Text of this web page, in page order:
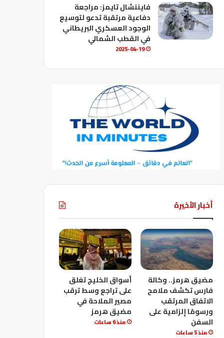
فايننشال تايمز: مراجعة
دفاعية مرتقبة تدعو لتوسيع
الوجود العسكري البريطاني
في القطب الشمالي
2025-04-19
أخبار الأخيرة
مضيق هرمز.. وكالة
فارس تكشف ملامح
الاتفاق المرتقب
ورسومًا إلزامية على
السفن
منذ 5 ساعات
أسواق الخليج تغلق
على تراجع وسط ترقب
مصير الملاحة في
مضيق هرمز
منذ 6 ساعات